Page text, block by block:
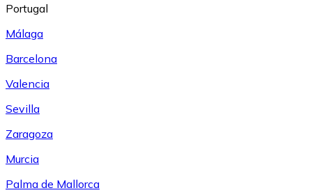
Portugal
Málaga
Barcelona
Valencia
Sevilla
Zaragoza
Murcia
Palma de Mallorca